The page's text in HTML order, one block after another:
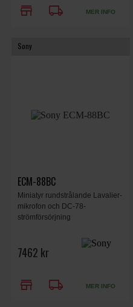
store local_shipping MER INFO
Sony
ECM-88BC
Miniatyr rundstrålande Lavalier-
mikrofon och DC-78-
strömförsörjning
7462 kr
store local_shipping MER INFO